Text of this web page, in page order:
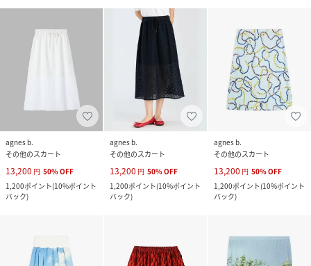
agnes b.
その他のスカート
13,200 円 50%OFF
1,200ポイント(10%ポイント
バック)
agnes b.
その他のスカート
13,200 円 50%OFF
1,200ポイント(10%ポイント
バック)
agnes b.
その他のスカート
13,200 円 50%OFF
1,200ポイント(10%ポイント
バック)